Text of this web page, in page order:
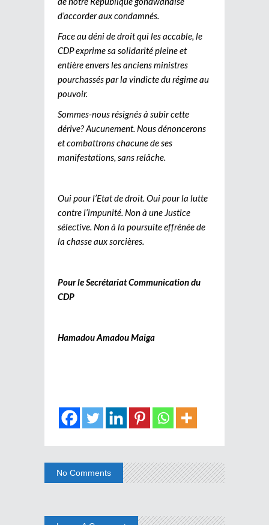
d’accorder aux condamnés.
Face au déni de droit qui les accable, le
CDP exprime sa solidarité pleine et
entière envers les anciens ministres
pourchassés par la vindicte du régime au
pouvoir.
Sommes-nous résignés à subir cette
dérive? Aucunement. Nous dénoncerons
et combattrons chacune de ses
manifestations, sans relâche.
Oui pour l’Etat de droit. Oui pour la lutte
contre l’impunité. Non à une Justice
sélective. Non à la poursuite effrénée de
la chasse aux sorcières.
Pour le Secrétariat Communication du
CDP
Hamadou Amadou Maiga
No Comments